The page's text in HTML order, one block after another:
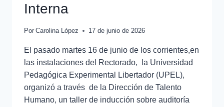
Interna
Por Carolina López 17 de junio de 2026
El pasado martes 16 de junio de los corrientes,en
las instalaciones del Rectorado, la Universidad
Pedagógica Experimental Libertador (UPEL),
organizó a través de la Dirección de Talento
Humano, un taller de inducción sobre auditoría